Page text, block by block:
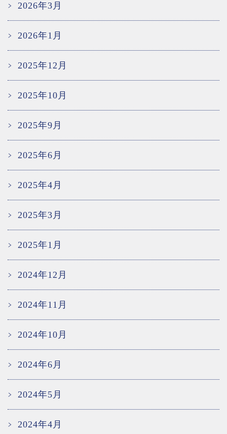
2026年3月
2026年1月
2025年12月
2025年10月
2025年9月
2025年6月
2025年4月
2025年3月
2025年1月
2024年12月
2024年11月
2024年10月
2024年6月
2024年5月
2024年4月